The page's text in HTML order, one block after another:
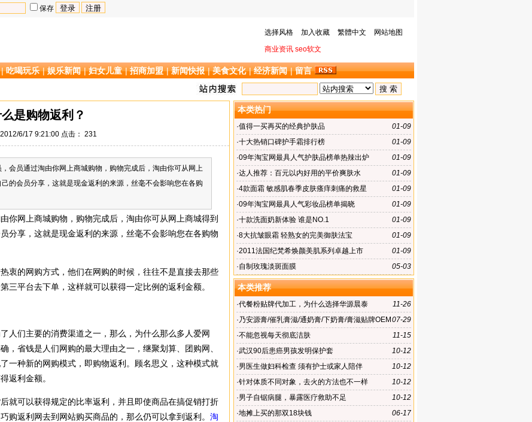
保存
选择风格 加入收藏 繁體中文
网站地图
商业资讯 seo软文
|吃喝玩乐 |娱乐新闻 |妇女儿童 |招商加盟 |新闻快报 |美食文化 |经济新闻 |留言
是购物返利？
6/17 9:21:00 点击： 231
会员通过淘由你网上商城购物，购物完成后，淘由你可从网上
的会员分享，这就是现金返利的来源，丝毫不会影响您在各购
你网上商城购物，购物完成后，淘由你可从网上商城得到
分享，这就是现金返利的来源，丝毫不会影响您在各购物
衷的网购方式，他们在网购的时候，往往不是直接去那些
三平台去下单，这样就可以获得一定比例的返利金额。
们主要的消费渠道之一，那么，为什么那么多人爱网
，省钱是人们网购的最大理由之一，继聚划算、 团购网、
一种新的网购模式，即购物返利。顾名思义，这种模式就
返利金额。
可以获得规定的比率返利，并且即使商品在搞促销打折
购返利网去到网站购买商品的，那么仍可以拿到返利。 淘
本类热门
01-09
·值得一买再买的经典护肤品
01-09
·十大热销口碑护手霜排行榜
01-09
·09年淘宝网最具人气护肤品榜单热辣出炉
01-09
·达人推荐：百元以内好用的平价爽肤水
01-09
·4款面霜 敏感肌春季皮肤瘙痒刺痛的救星
01-09
·09年淘宝网最具人气彩妆品榜单揭晓
01-09
·十款洗面奶新体验 谁是NO.1
01-09
·8大抗皱眼霜 轻熟女的完美御肤法宝
01-09
·2011法国纪梵希焕颜美肌系列卓越上市
05-03
·自制玫瑰淡斑面膜
本类推荐
11-26
·代餐粉贴牌代加工，为什么选择华源晨泰
07-29
·乃安源膏/催乳膏滋/通奶膏/下奶膏/膏滋贴牌OEM
厂家首选华源晨泰
11-15
·不能忽视每天彻底洁肤
10-12
·武汉90后患癌男孩发明保护套
10-12
·男医生做妇科检查 须有护士或家人陪伴
10-12
·针对体质不同对象，去火的方法也不一样
10-12
·男子自锯病腿，暴露医疗救助不足
06-17
·地摊上买的那双18块钱